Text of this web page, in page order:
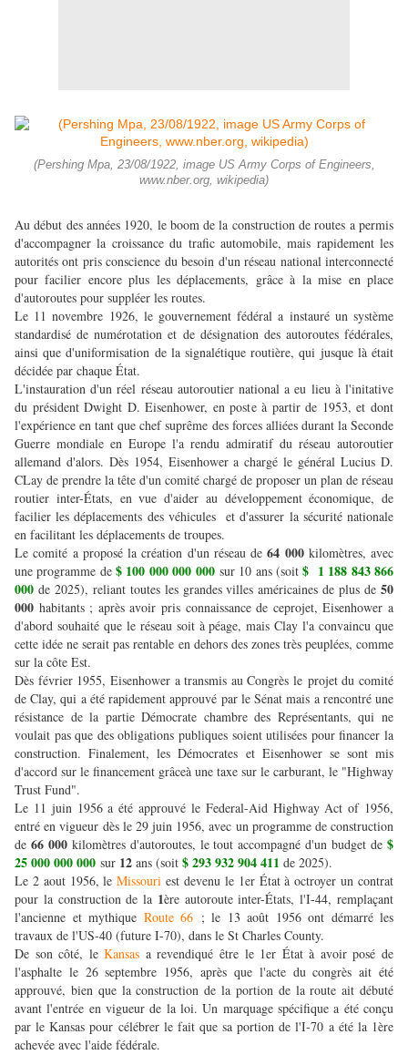
(Pershing Mpa, 23/08/1922, image US Army Corps of Engineers,
www.nber.org, wikipedia)
Au début des années 1920, le boom de la construction de routes a permis
d'accompagner la croissance du trafic automobile, mais rapidement les
autorités ont pris conscience du besoin d'un réseau national interconnecté
pour facilier encore plus les déplacements, grâce à la mise en place
d'autoroutes pour suppléer les routes.
Le 11 novembre 1926, le gouvernement fédéral a instauré un système
standardisé de numérotation et de désignation des autoroutes fédérales,
ainsi que d'uniformisation de la signalétique routière, qui jusque là était
décidée par chaque État.
L'instauration d'un réel réseau autoroutier national a eu lieu à l'initative
du président Dwight D. Eisenhower, en poste à partir de 1953, et dont
l'expérience en tant que chef suprême des forces alliées durant la Seconde
Guerre mondiale en Europe l'a rendu admiratif du réseau autoroutier
allemand d'alors. Dès 1954, Eisenhower a chargé le général Lucius D.
CLay de prendre la tête d'un comité chargé de proposer un plan de réseau
routier inter-États, en vue d'aider au développement économique, de
facilier les déplacements des véhicules et d'assurer la sécurité nationale
en facilitant les déplacements de troupes.
Le comité a proposé la création d'un réseau de 64 000kilomètres, avec
une programme de$ 100 000 000 000 sur 10 ans (soit$ 1 188 843 866
000 de 2025), reliant toutes les grandes villes américaines de plus de 50
000 habitants ; après avoir pris connaissance de ceprojet, Eisenhower a
d'abord souhaité que le réseau soit à péage, mais Clay l'a convaincu que
cette idée ne serait pas rentable en dehors des zones très peuplées, comme
sur la côte Est.
Dès février 1955, Eisenhower a transmis au Congrès le projet du comité
de Clay, qui a été rapidement approuvé par le Sénat mais a rencontré une
résistance de la partie Démocrate chambre des Représentants, qui ne
voulait pas que des obligations publiques soient utilisées pour financer la
construction. Finalement, les Démocrates et Eisenhower se sont mis
d'accord sur le financement grâceà une taxe sur le carburant, le "Highway
Trust Fund".
Le 11 juin 1956 a été approuvé le Federal-Aid Highway Act of 1956,
entré en vigueur dès le 29 juin 1956, avec un programme de construction
de 66 000kilomètres d'autoroutes, le tout accompagné d'un budget de $
25 000 000 000 sur 12 ans (soit $ 293 932 904 411 de 2025).
Le 2 aout 1956, leMissouri est devenu le 1er État à octroyer un contrat
pour la construction de la 1ère autoroute inter-États, l'I-44, remplaçant
l'ancienne et mythique Route 66 ; le 13 août 1956 ont démarré les
travaux de l'US-40 (future I-70), dans le St Charles County.
De son côté, leKansas a revendiqué être le 1er État à avoir posé de
l'asphalte le 26 septembre 1956, après que l'acte du congrès ait été
approuvé, bien que la construction de la portion de la route ait débuté
avant l'entrée en vigueur de la loi. Un marquage spécifique a été conçu
par le Kansas pour célébrer le fait que sa portion de l'I-70 a été la 1ère
achevée avec l'aide fédérale.